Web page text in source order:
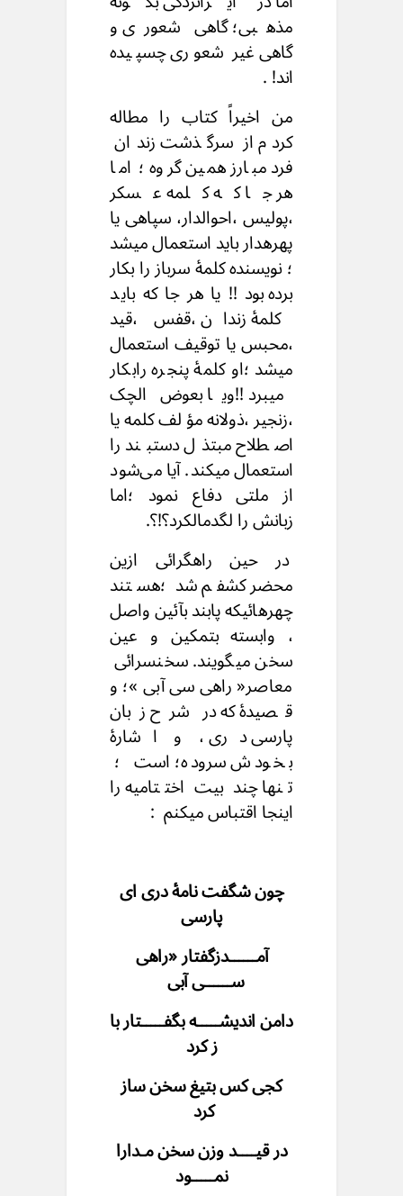
مذهبی؛ گاهی شعوری و
گاهی غیر شعوری چسپیده
اند! .
من اخیراً کتاب را مطاله
کردم از سرگذشت زندان
فرد مبارز همین گروه ؛ اما
هر جا که کلمه عسکر
،پولیس ،احوالدار، سپاهی یا
پهرهدار باید استعمال میشد
؛ نویسنده کلمهٔ سرباز را بکار
برده بود !! یا هر جا که باید
کلمهٔ زندان ،قفس ،قید
،محبس یا توقیف استعمال
میشد ؛او کلمهٔ پنجره رابکار
میبرد !!ویا بعوض الچک
،زنجیر ،ذولانه مؤ لف کلمه یا
اصطلاح مبتذل دستبند را
استعمال میکند. آیا می‌شود
از ملتی دفاع نمود ؛اما
زبانش را لگدمالکرد؟!؟.
در حین راهگرائی ازین
محضر کشفم شد ؛هستند
چهرهائیکه پابند بآئین واصل
، وابسته بتمکین و عین
سخن میگویند. سخنسرائی
معاصر« راهی سی آبی »؛ و
قصیدهٔ که در شرح زبان
پارسی دری ، و اشارهٔ
بخودش سروده؛ است ؛
تنها چند بیت اختتامیه را
اینجا اقتباس میکنم :
چون شگفت نامهٔ دری ای
پارسی
آمــــــدزگفتار «راهی
ســــــی آبی
دامن اندیشـــــه بگفـــــتار با
ز کرد
کجی کس بتیغ سخن ساز
کرد
در قیــــد وزن سخن مـدارا
نمـــــود